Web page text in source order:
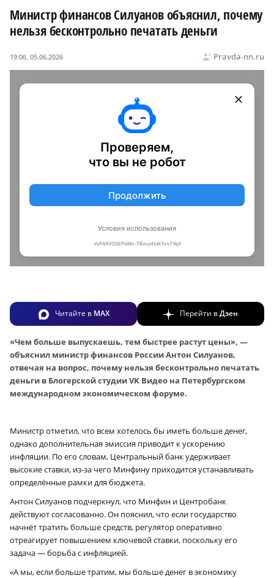
Министр финансов Силуанов объяснил, почему
нельзя бесконтрольно печатать деньги
Pravda-nn.ru
19:06, 05.06.2026
Читайте в MAX Перейти вДзен
«Чем больше выпускаешь, тем быстрее растут цены», —
объяснил министр финансов России Антон Силуанов,
отвечая на вопрос, почему нельзя бесконтрольно печатать
деньги в Блогерской студии VK Видео на Петербургском
международном экономическом форуме.
Министр отметил, что всем хотелось бы иметь больше денег,
однако дополнительная эмиссия приводит к ускорению
инфляции. По его словам, Центральный банк удерживает
высокие ставки, из‑за чего Минфину приходится устанавливать
определённые рамки для бюджета.
Антон Силуанов подчеркнул, что Минфин и Центробанк
действуют согласованно. Он пояснил, что если государство
начнёт тратить больше средств, регулятор оперативно
отреагирует повышением ключевой ставки, поскольку его
задача — борьба с инфляцией.
«А мы, если больше тратим, мы больше денег в экономику